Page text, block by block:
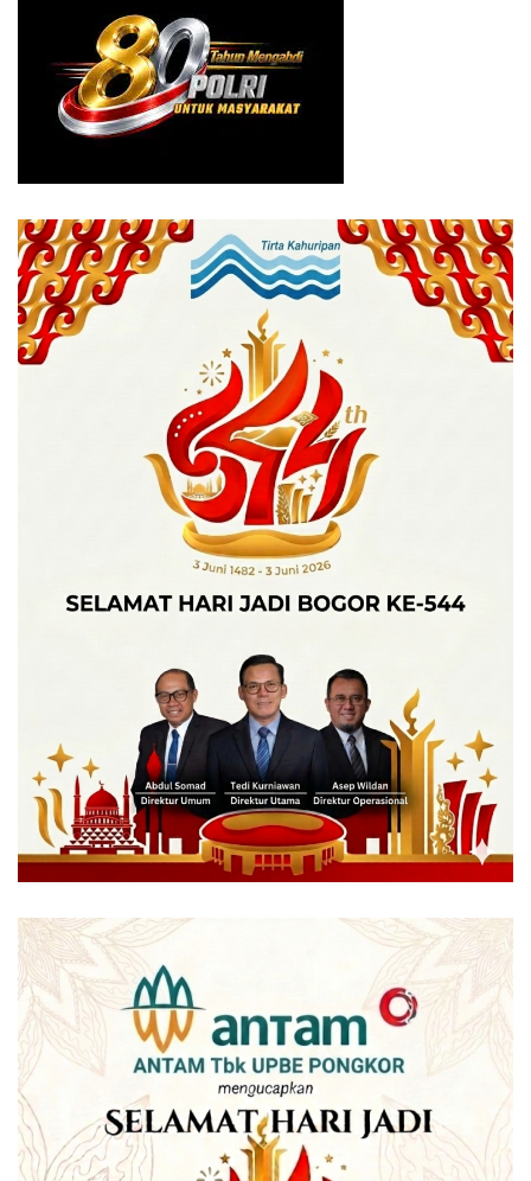
memberikan kontribusi positif bagi pemerintah dalam
mengatasi permasalahan yang ada di Kabupaten Bogor
dalam bentuk diskusi.
“Hasil dari diskusi hari ini akan kita rekomendasikan
aspirasi masyarakat,” katanya.
Bambang mengatakan, semoga kedepan sinergitas antara
Pemkab Bogor dengan Ormas berjalan dengan baik dan
harmonis untuk menyelesaikan permasalahan yang ada.
“Acara ini juga sebagai wadah, memberikan bekal terkait
upaya meningkatkan perekonomian masyarakat melalui
UMKM yang yang mampu memperluas lapangan kerja dan
meningkatkan kesejahteraan,” tambahnya.
Bambang tawekal kabupaten bogor